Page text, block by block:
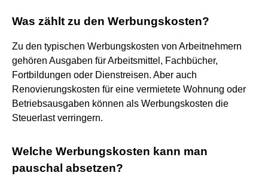
Was zählt zu den Werbungskosten?
Zu den typischen Werbungskosten von Arbeitnehmern
gehören Ausgaben für Arbeitsmittel, Fachbücher,
Fortbildungen oder Dienstreisen. Aber auch
Renovierungskosten für eine vermietete Wohnung oder
Betriebsausgaben können als Werbungskosten die
Steuerlast verringern.
Welche Werbungskosten kann man
pauschal absetzen?